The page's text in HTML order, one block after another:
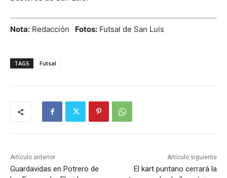
Nota: Redacción Fotos: Futsal de San Luis
TAGS Futsal
Artículo anterior
Guardavidas en Potrero de
Artículo siguiente
El kart puntano cerrará la